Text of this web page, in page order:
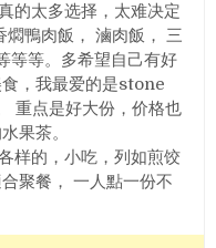
的太多选择，太难决定
鴨肉飯， 滷肉飯， 三
等。多希望自己有好
，我最爱的是stone
重点是好大份，价格也
果茶。
样的，小吃，列如煎饺
聚餐， 一人點一份不